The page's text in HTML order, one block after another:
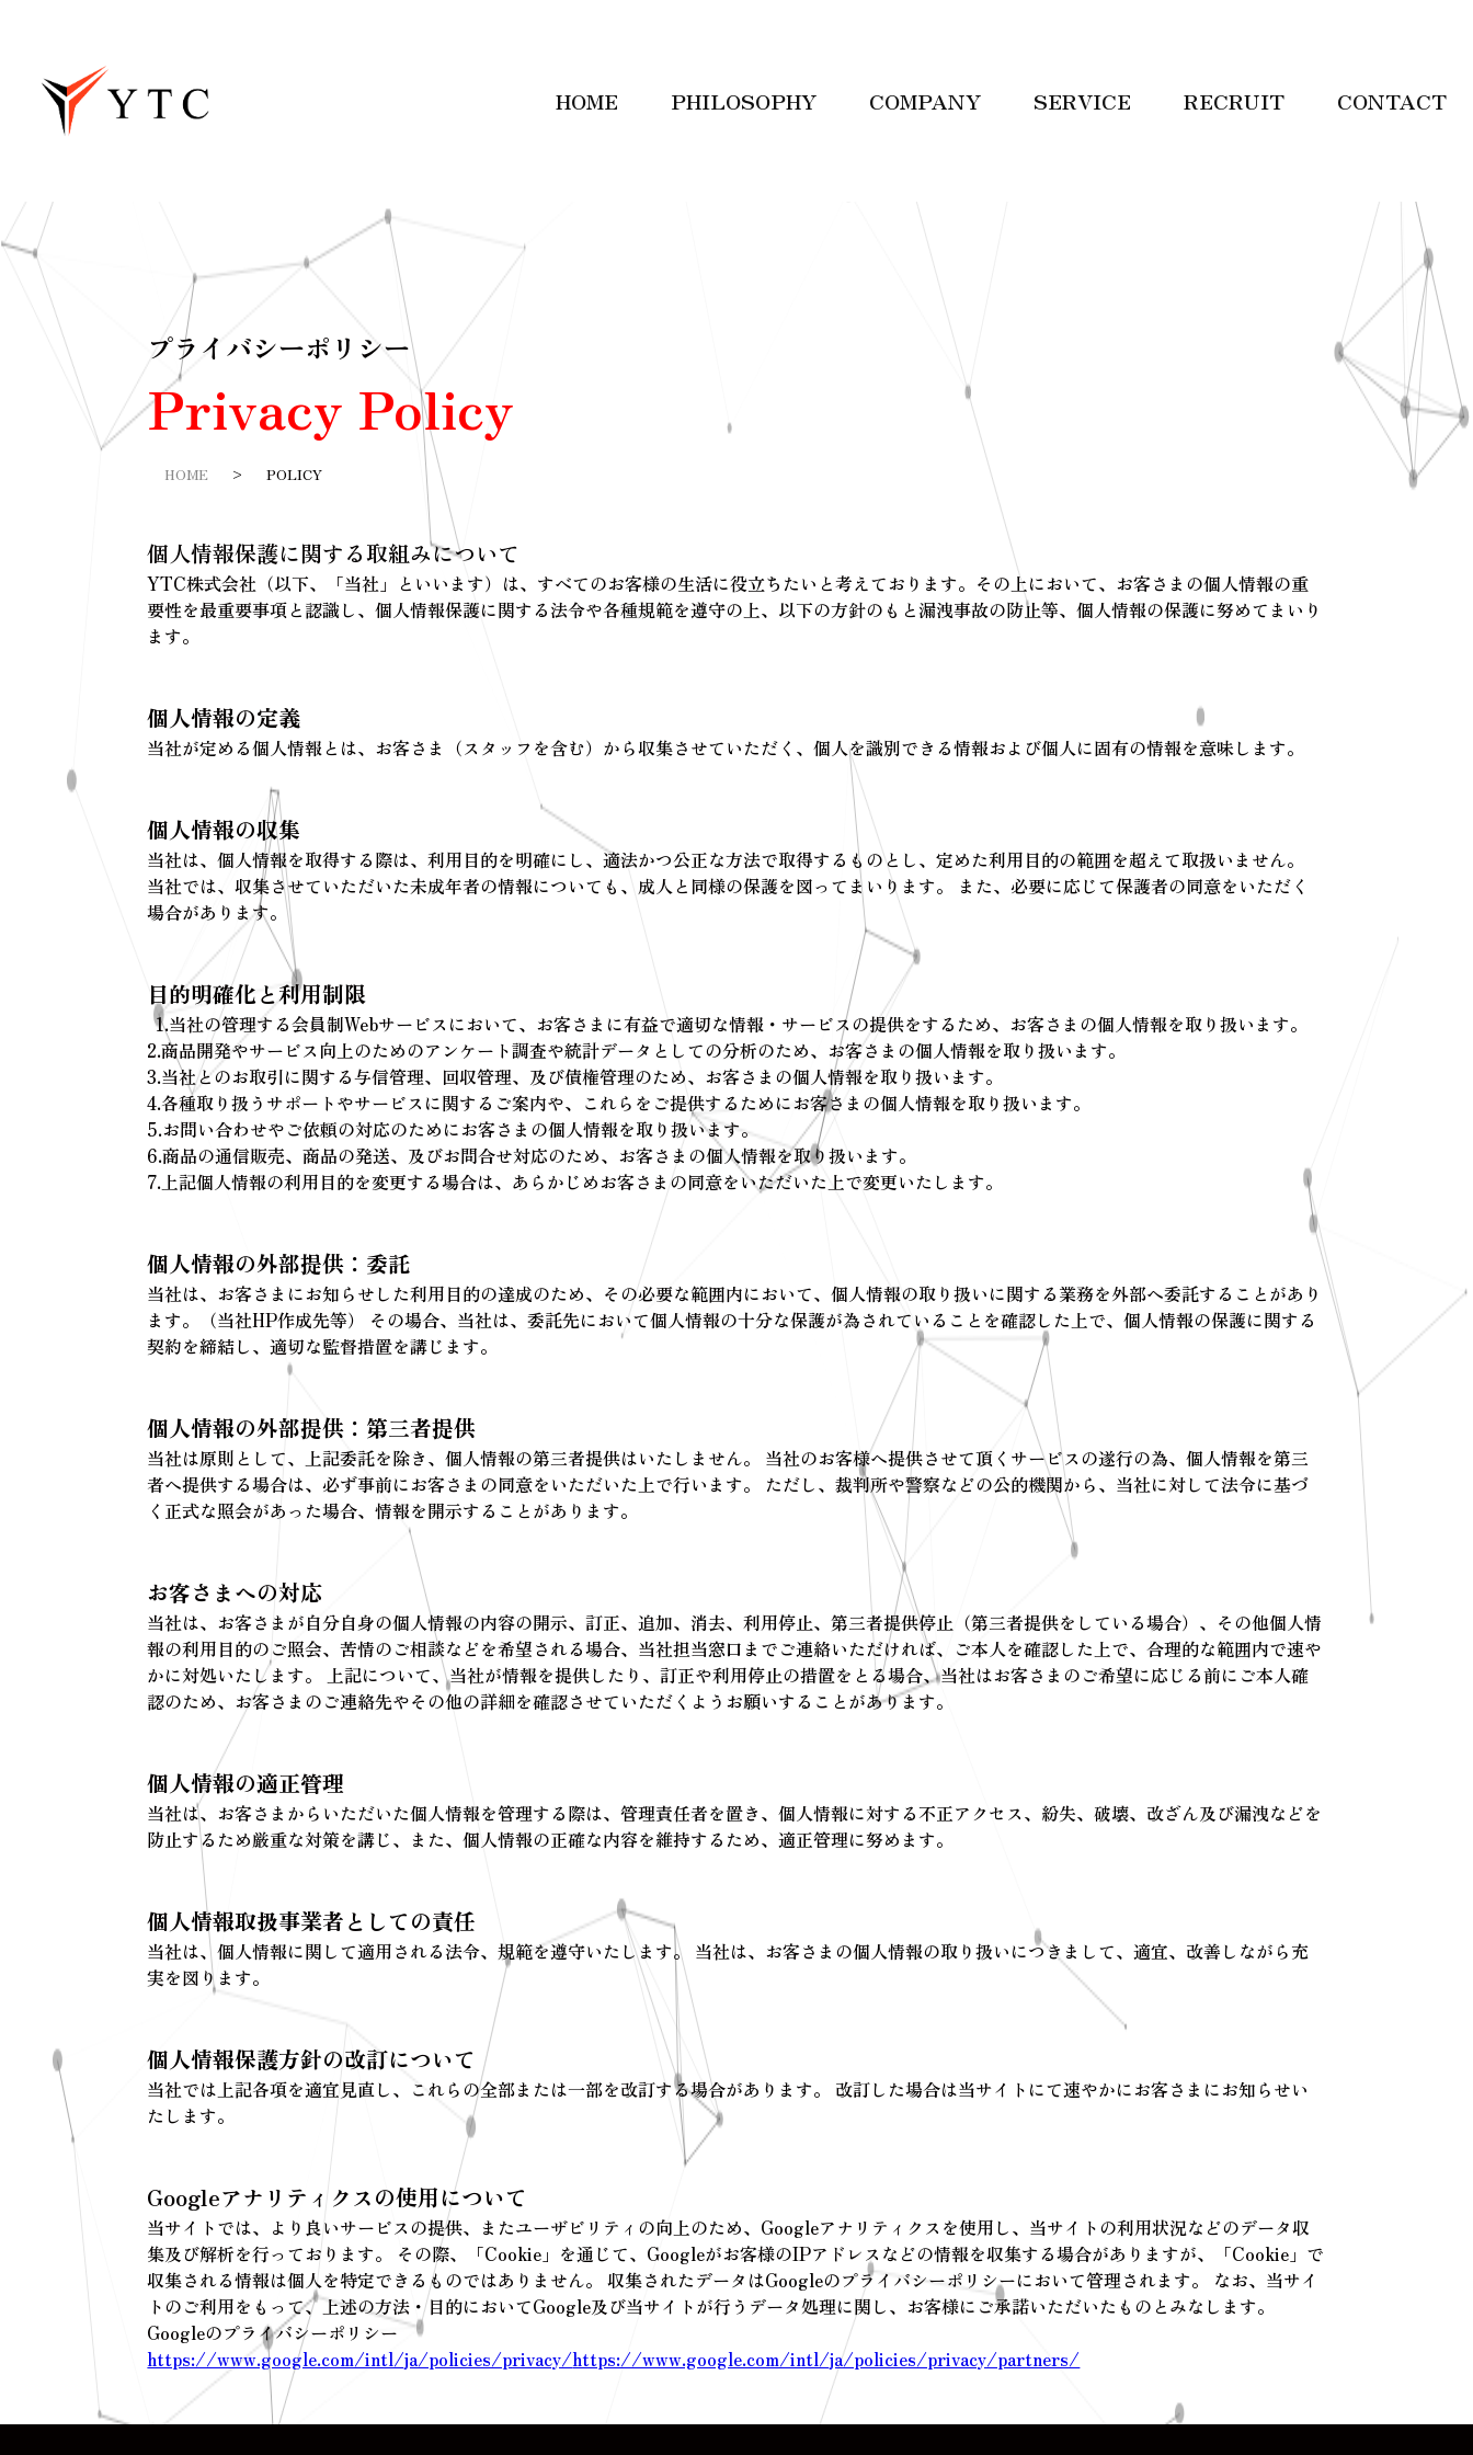
HOME PHILOSOPHY COMPANY SERVICE RECRUIT CONTACT
プライバシーポリシー
Privacy Policy
HOME > POLICY
個人情報保護に関する取組みについて
YTC株式会社（以下、「当社」といいます）は、すべてのお客様の生活に役立ちたいと考えております。その上において、お客さまの個人情報の重
要性を最重要事項と認識し、個人情報保護に関する法令や各種規範を遵守の上、以下の方針のもと漏洩事故の防止等、個人情報の保護に努めてまいり
ます。
個人情報の定義
当社が定める個人情報とは、お客さま（スタッフを含む）から収集させていただく、個人を識別できる情報および個人に固有の情報を意味します。
個人情報の収集
当社は、個人情報を取得する際は、利用目的を明確にし、適法かつ公正な方法で取得するものとし、定めた利用目的の範囲を超えて取扱いません。
当社では、収集させていただいた未成年者の情報についても、成人と同様の保護を図ってまいります。 また、必要に応じて保護者の同意をいただく
場合があります。
目的明確化と利用制限
1.当社の管理する会員制Webサービスにおいて、お客さまに有益で適切な情報・サービスの提供をするため、お客さまの個人情報を取り扱います。
2.商品開発やサービス向上のためのアンケート調査や統計データとしての分析のため、お客さまの個人情報を取り扱います。
3.当社とのお取引に関する与信管理、回収管理、及び債権管理のため、お客さまの個人情報を取り扱います。
4.各種取り扱うサポートやサービスに関するご案内や、これらをご提供するためにお客さまの個人情報を取り扱います。
5.お問い合わせやご依頼の対応のためにお客さまの個人情報を取り扱います。
6.商品の通信販売、商品の発送、及びお問合せ対応のため、お客さまの個人情報を取り扱います。
7.上記個人情報の利用目的を変更する場合は、あらかじめお客さまの同意をいただいた上で変更いたします。
個人情報の外部提供：委託
当社は、お客さまにお知らせした利用目的の達成のため、その必要な範囲内において、個人情報の取り扱いに関する業務を外部へ委託することがあり
ます。（当社HP作成先等） その場合、当社は、委託先において個人情報の十分な保護が為されていることを確認した上で、個人情報の保護に関する
契約を締結し、適切な監督措置を講じます。
個人情報の外部提供：第三者提供
当社は原則として、上記委託を除き、個人情報の第三者提供はいたしません。 当社のお客様へ提供させて頂くサービスの遂行の為、個人情報を第三
者へ提供する場合は、必ず事前にお客さまの同意をいただいた上で行います。 ただし、裁判所や警察などの公的機関から、当社に対して法令に基づ
く正式な照会があった場合、情報を開示することがあります。
お客さまへの対応
当社は、お客さまが自分自身の個人情報の内容の開示、訂正、追加、消去、利用停止、第三者提供停止（第三者提供をしている場合）、その他個人情
報の利用目的のご照会、苦情のご相談などを希望される場合、当社担当窓口までご連絡いただければ、ご本人を確認した上で、合理的な範囲内で速や
かに対処いたします。 上記について、当社が情報を提供したり、訂正や利用停止の措置をとる場合、当社はお客さまのご希望に応じる前にご本人確
認のため、お客さまのご連絡先やその他の詳細を確認させていただくようお願いすることがあります。
個人情報の適正管理
当社は、お客さまからいただいた個人情報を管理する際は、管理責任者を置き、個人情報に対する不正アクセス、紛失、破壊、改ざん及び漏洩などを
防止するため厳重な対策を講じ、また、個人情報の正確な内容を維持するため、適正管理に努めます。
個人情報取扱事業者としての責任
当社は、個人情報に関して適用される法令、規範を遵守いたします。 当社は、お客さまの個人情報の取り扱いにつきまして、適宜、改善しながら充
実を図ります。
個人情報保護方針の改訂について
当社では上記各項を適宜見直し、これらの全部または一部を改訂する場合があります。 改訂した場合は当サイトにて速やかにお客さまにお知らせい
たします。
Googleアナリティクスの使用について
当サイトでは、より良いサービスの提供、またユーザビリティの向上のため、Googleアナリティクスを使用し、当サイトの利用状況などのデータ収
集及び解析を行っております。 その際、「Cookie」を通じて、Googleがお客様のIPアドレスなどの情報を収集する場合がありますが、「Cookie」で
収集される情報は個人を特定できるものではありません。 収集されたデータはGoogleのプライバシーポリシーにおいて管理されます。 なお、当サイ
トのご利用をもって、上述の方法・目的においてGoogle及び当サイトが行うデータ処理に関し、お客様にご承諾いただいたものとみなします。
Googleのプライバシーポリシー
https://www.google.com/intl/ja/policies/privacy/https://www.google.com/intl/ja/policies/privacy/partners/